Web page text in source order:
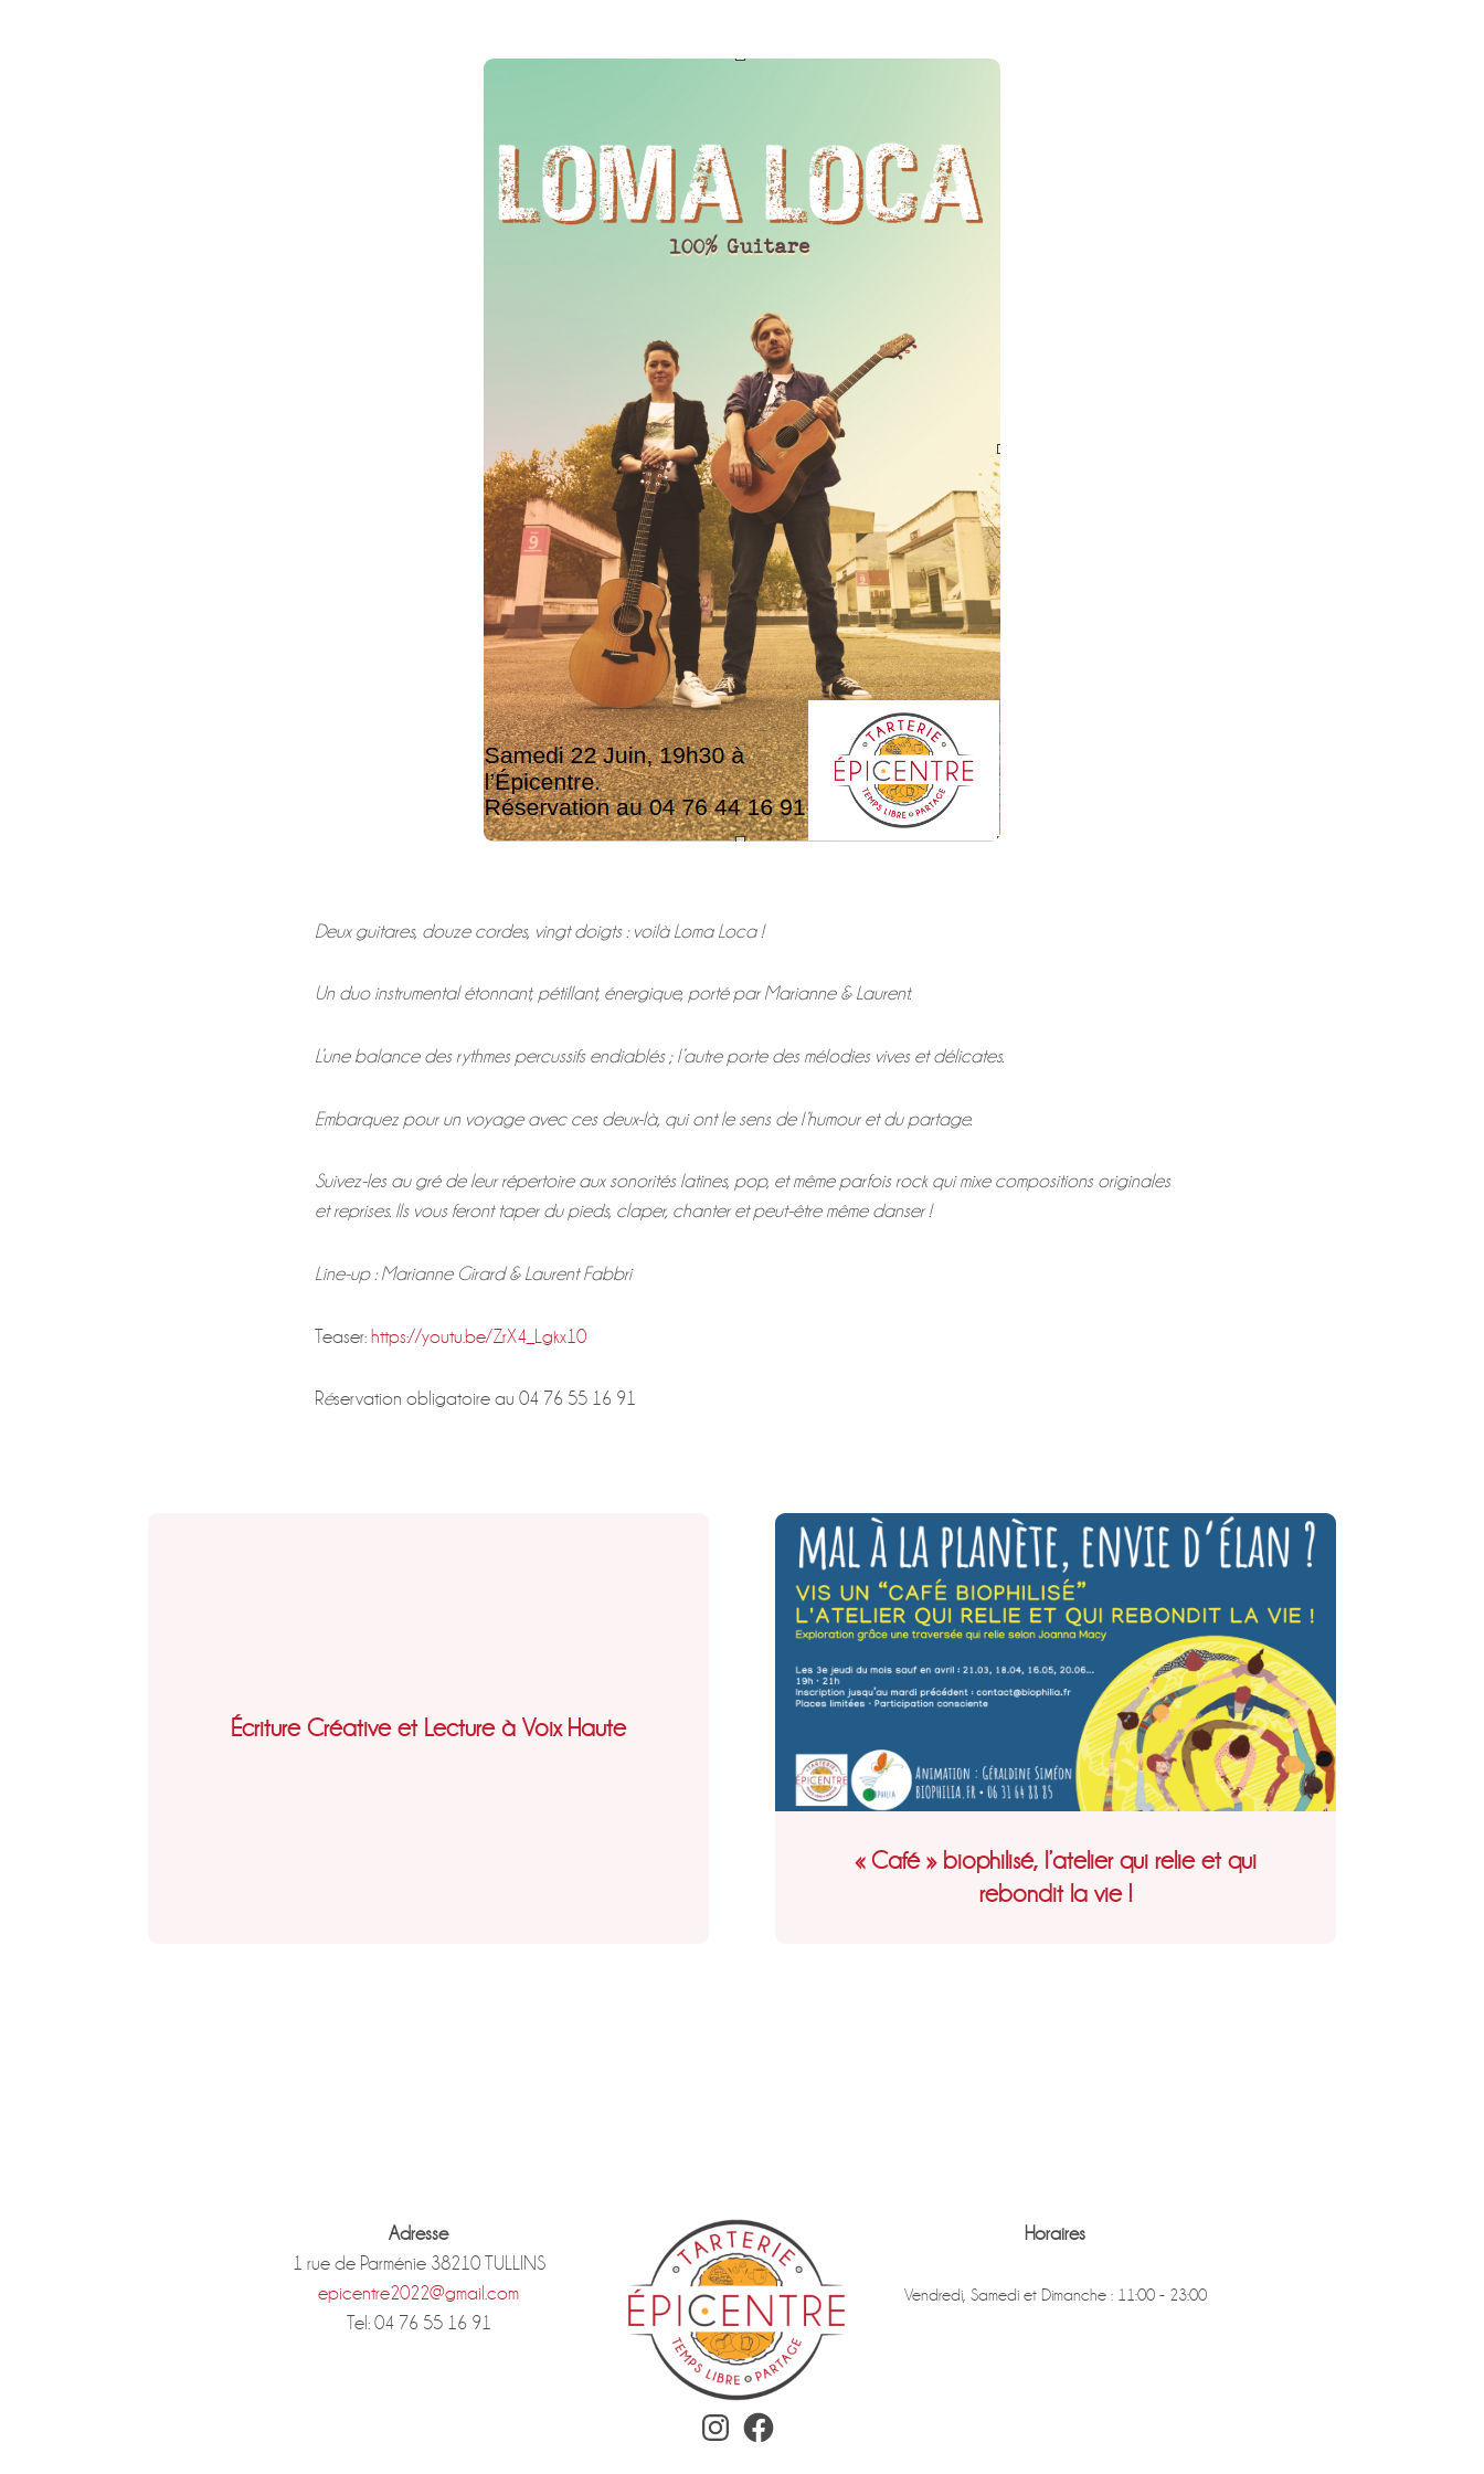
Deux guitares, douze cordes, vingt doigts : voilà Loma Loca !
Un duo instrumental étonnant, pétillant, énergique, porté par Marianne & Laurent.
L’une balance des rythmes percussifs endiablés ; l’autre porte des mélodies vives et délicates.
Embarquez pour un voyage avec ces deux-là, qui ont le sens de l’humour et du partage.
Suivez-les au gré de leur répertoire aux sonorités latines, pop, et même parfois rock qui mixe compositions originales
et reprises. Ils vous feront taper du pieds, claper, chanter et peut-être même danser !
Line-up : Marianne Girard & Laurent Fabbri
Teaser: https://youtu.be/ZrX4_Lgkx10
Réservation obligatoire au 04 76 55 16 91
Écriture Créative et Lecture à Voix Haute
« Café » biophilisé, l’atelier qui relie et qui
rebondit la vie !
Adresse
1 rue de Parménie 38210 TULLINS
epicentre2022@gmail.com
Tel: 04 76 55 16 91
Instagram Facebook
Horaires
Vendredi, Samedi et Dimanche : 11:00 - 23:00